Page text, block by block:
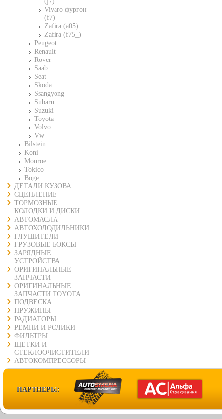
Vivaro фургон
(f7)
Zafira (a05)
Zafira (f75_)
Peugeot
Renault
Rover
Saab
Seat
Skoda
Ssangyong
Subaru
Suzuki
Toyota
Volvo
Vw
Bilstein
Koni
Monroe
Tokico
Boge
ДЕТАЛИ КУЗОВА
СЦЕПЛЕНИЕ
ТОРМОЗНЫЕ
КОЛОДКИ И ДИСКИ
АВТОМАСЛА
АВТОХОЛОДИЛЬНИКИ
ГЛУШИТЕЛИ
ГРУЗОВЫЕ БОКСЫ
ЗАРЯДНЫЕ
УСТРОЙСТВА
ОРИГИНАЛЬНЫЕ
ЗАПЧАСТИ
ОРИГИНАЛЬНЫЕ
ЗАПЧАСТИ TOYOTA
ПОДВЕСКА
ПРУЖИНЫ
РАДИАТОРЫ
РЕМНИ И РОЛИКИ
ФИЛЬТРЫ
ЩЕТКИ И
СТЕКЛООЧИСТИТЕЛИ
АВТОКОМПРЕССОРЫ
ПАРТНЕРЫ: